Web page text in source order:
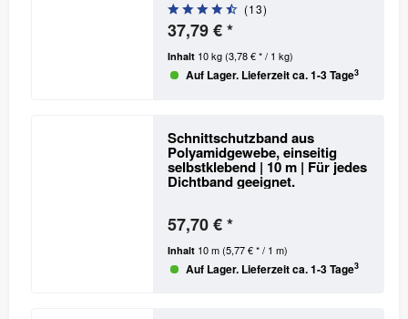
(13)
37,79 € *
Inhalt 10 kg(3,78 € * / 1 kg)
Auf Lager. Lieferzeit ca. 1-3 Tage3
Schnittschutzband aus
Polyamidgewebe, einseitig
selbstklebend | 10 m | Für jedes
Dichtband geeignet.
57,70 € *
Inhalt 10 m(5,77 € * / 1 m)
Auf Lager. Lieferzeit ca. 1-3 Tage3